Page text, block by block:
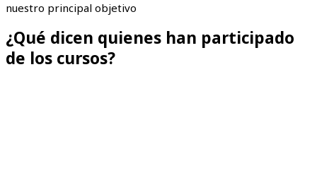
nuestro principal objetivo
¿Qué dicen quienes han participado
de los cursos?